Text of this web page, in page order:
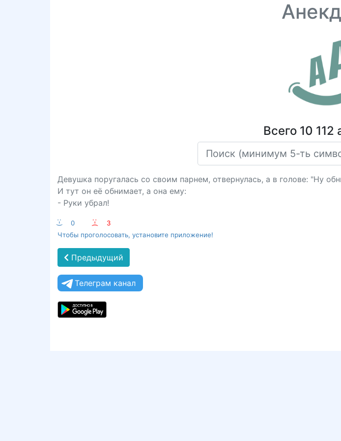
Всего 10 112
Девушка поругалась со своим парнем, отвернулась, а в голове: "Ну
И тут он её обнимает, а она ему:
- Руки убрал!
:-) 0 :-(
3
Чтобы проголосовать, установите приложение!
Предыдущий
Телеграм канал